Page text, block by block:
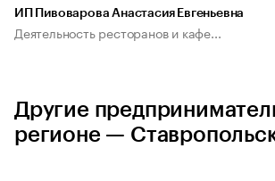
ИП Пивоварова Анастасия Евгеньевна
Деятельность ресторанов и кафе...
Другие
регионе —